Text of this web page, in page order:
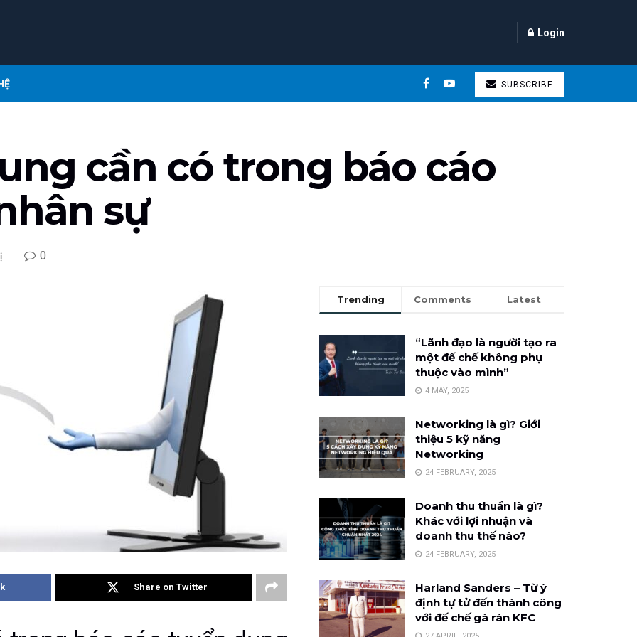
Login
SUBSCRIBE
cần có trong báo cáo
sự
0
Share on Twitter
Trending Comments Latest
“Lãnh đạo là người tạo ra
một đế chế không phụ
thuộc vào mình”
4 MAY, 2025
Networking là gì? Giới
thiệu 5 kỹ năng
Networking
24 FEBRUARY, 2025
Doanh thu thuần là gì?
Khác với lợi nhuận và
doanh thu thế nào?
24 FEBRUARY, 2025
Harland Sanders – Từ ý
định tự tử đến thành công
với đế chế gà rán KFC